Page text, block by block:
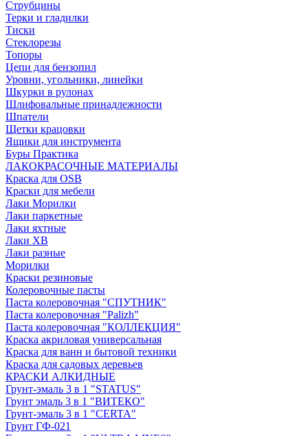
Струбцины
Терки и гладилки
Тиски
Стеклорезы
Топоры
Цепи для бензопил
Уровни, угольники, линейки
Шкурки в рулонах
Шлифовальные принадлежности
Шпатели
Щетки крацовки
Ящики для инструмента
Буры Практика
ЛАКОКРАСОЧНЫЕ МАТЕРИАЛЫ
Краска для OSB
Краски для мебели
Лаки Морилки
Лаки паркетные
Лаки яхтные
Лаки ХВ
Лаки разные
Морилки
Краски резиновые
Колеровочные пасты
Паста колеровочная "СПУТНИК"
Паста колеровочная "Palizh"
Паста колеровочная "КОЛЛЕКЦИЯ"
Краска акриловая универсальная
Краска для ванн и бытовой техники
Краска для садовых деревьев
КРАСКИ АЛКИДНЫЕ
Грунт-эмаль 3 в 1 "STATUS"
Грунт эмаль 3 в 1 "ВИТЕКО"
Грунт-эмаль 3 в 1 "CERTA"
Грунт ГФ-021